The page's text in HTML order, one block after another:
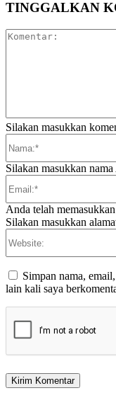
TINGGALKAN
Silakan masukkan
Silakan masukkan
Anda telah
Silakan masukkan
Simpan nama,
lain kali saya